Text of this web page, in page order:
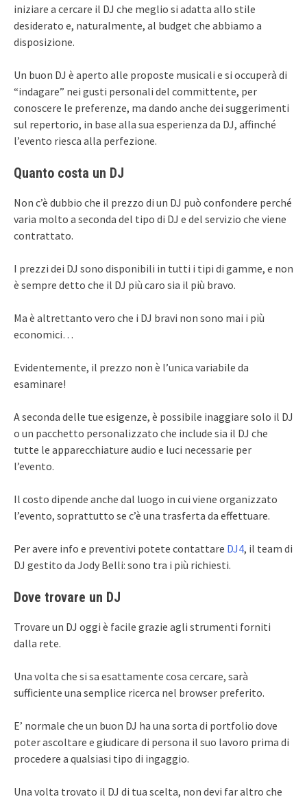
iniziare a cercare il DJ che meglio si adatta allo stile
desiderato e, naturalmente, al budget che abbiamo a
disposizione.
Un buon DJ è aperto alle proposte musicali e si occuperà di
“indagare” nei gusti personali del committente, per
conoscere le preferenze, ma dando anche dei suggerimenti
sul repertorio, in base alla sua esperienza da DJ, affinché
l’evento riesca alla perfezione.
Quanto costa un DJ
Non c’è dubbio che il prezzo di un DJ può confondere perché
varia molto a seconda del tipo di DJ e del servizio che viene
contrattato.
I prezzi dei DJ sono disponibili in tutti i tipi di gamme, e non
è sempre detto che il DJ più caro sia il più bravo.
Ma è altrettanto vero che i DJ bravi non sono mai i più
economici…
Evidentemente, il prezzo non è l’unica variabile da
esaminare!
A seconda delle tue esigenze, è possibile inaggiare solo il DJ
o un pacchetto personalizzato che include sia il DJ che
tutte le apparecchiature audio e luci necessarie per
l’evento.
Il costo dipende anche dal luogo in cui viene organizzato
l’evento, soprattutto se c’è una trasferta da effettuare.
Per avere info e preventivi potete contattare DJ4, il team di
DJ gestito da Jody Belli: sono tra i più richiesti.
Dove trovare un DJ
Trovare un DJ oggi è facile grazie agli strumenti forniti
dalla rete.
Una volta che si sa esattamente cosa cercare, sarà
sufficiente una semplice ricerca nel browser preferito.
E’ normale che un buon DJ ha una sorta di portfolio dove
poter ascoltare e giudicare di persona il suo lavoro prima di
procedere a qualsiasi tipo di ingaggio.
Una volta trovato il DJ di tua scelta, non devi far altro che